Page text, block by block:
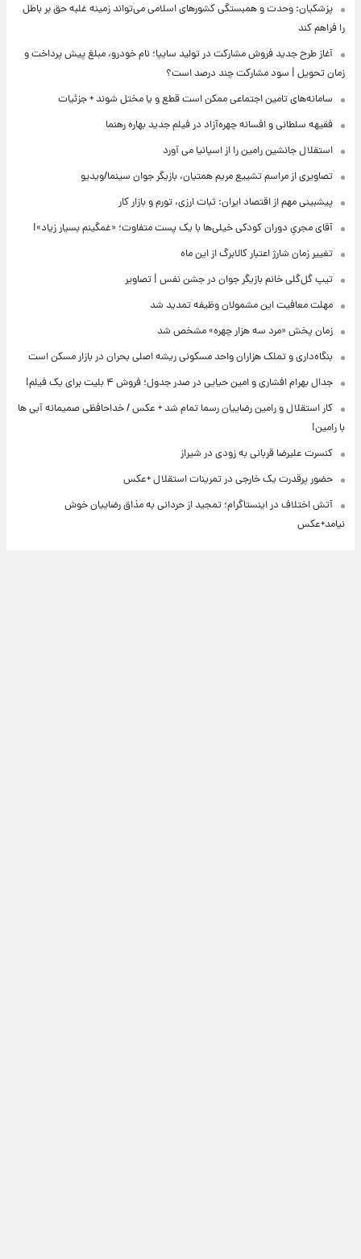
پزشکیان: وحدت و همبستگی کشورهای اسلامی می‌تواند زمینه غلبه حق بر باطل
را فراهم کند
آغاز طرح جدید فروش مشارکت در تولید سایپا؛ نام خودرو، مبلغ پیش پرداخت و
زمان تحویل | سود مشارکت چند درصد است؟
سامانه‌های تامین اجتماعی ممکن است قطع و یا مختل شوند + جزئیات
فقیهه سلطانی و افسانه چهره‌آزاد در فیلم جدید بهاره رهنما
استقلال جانشین رامین را از اسپانیا می آورد
تصاویری از مراسم تشییع مریم همتیان، بازیگر جوان سینما/ویدیو
پیشبینی مهم از اقتصاد ایران: ثبات ارزی، تورم و بازار کار
آقای مجریِ دوران کودکی خیلی‌ها با یک پست متفاوت؛ «غمگینم بسیار زیاد»!
تغییر زمان شارژ اعتبار کالابرگ از این ماه
تیپ گل‌گلی خانم بازیگر جوان در جشن نفس | تصاویر
مهلت معافیت این مشمولان وظیفه تمدید شد
زمان پخش «مرد سه هزار چهره» مشخص شد
بنگاه‌داری و تملک هزاران واحد مسکونی ریشه اصلی بحران در بازار مسکن است
جدال بهرام افشاری و امین حیایی در صدر جدول؛ فروش ۴ بلیت برای یک فیلم!
کار استقلال و رامین رضاییان رسما تمام شد + عکس / خداحافظی صمیمانه آبی ها
با رامین!
کنسرت علیرضا قربانی به زودی در شیراز
حضور پرقدرت یک خارجی در تمرینات استقلال +عکس
آتش اختلاف در اینستاگرام؛ تمجید از حردانی به مذاق رضاییان خوش
نیامد+عکس